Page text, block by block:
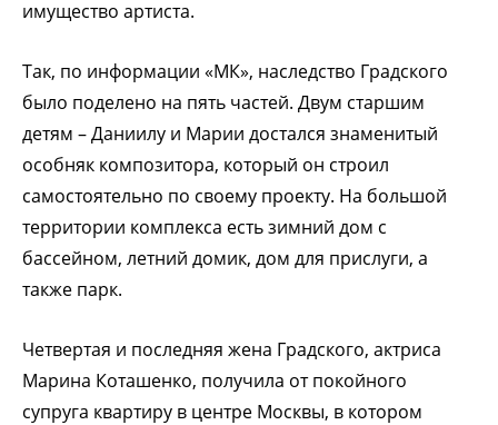
имущество артиста.
Так, по информации «МК», наследство Градского
было поделено на пять частей. Двум старшим
детям – Даниилу и Марии достался знаменитый
особняк композитора, который он строил
самостоятельно по своему проекту. На большой
территории комплекса есть зимний дом с
бассейном, летний домик, дом для прислуги, а
также парк.
Четвертая и последняя жена Градского, актриса
Марина Коташенко, получила от покойного
супруга квартиру в центре Москвы, в котором